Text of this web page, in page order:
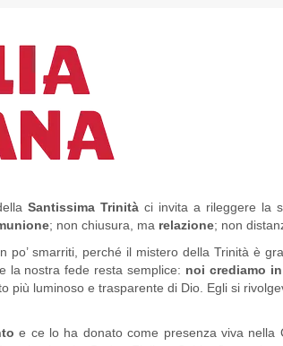
Santissima Trinità ci invita a rileggere la
; non chiusura, ma relazione; non
po’ smarriti, perché il mistero della Trinità è
la nostra fede resta semplice: noi crediamo
più luminoso e trasparente di Dio. Egli si
e ce lo ha donato come presenza viva nella